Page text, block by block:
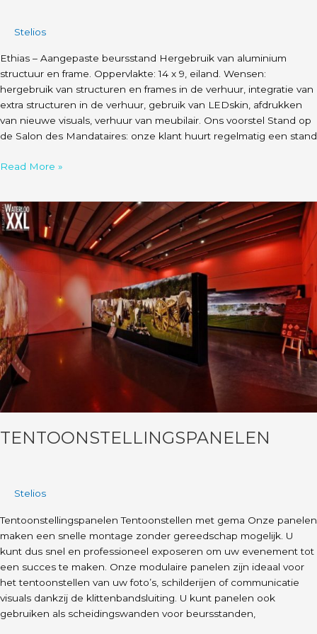
Stelios
Ethias – Aangepaste beursstand Hergebruik van aluminium
structuur en frame. Oppervlakte: 14 x 9, eiland. Wensen:
hergebruik van structuren en frames in de verhuur, integratie van
extra structuren in de verhuur, gebruik van LEDskin, afdrukken
van nieuwe visuals, verhuur van meubilair. Ons voorstel Stand op
de Salon des Mandataires: onze klant huurt regelmatig een stand
Read More »
TENTOONSTELLINGSPANELEN
Stelios
Tentoonstellingspanelen Tentoonstellen met gema Onze panelen
maken een snelle montage zonder gereedschap mogelijk. U
kunt dus snel en professioneel exposeren om uw evenement tot
een succes te maken. Onze modulaire panelen zijn ideaal voor
het tentoonstellen van uw foto’s, schilderijen of communicatie
visuals dankzij de klittenbandsluiting. U kunt panelen ook
gebruiken als scheidingswanden voor beursstanden,
Tentoonstellingspanelen